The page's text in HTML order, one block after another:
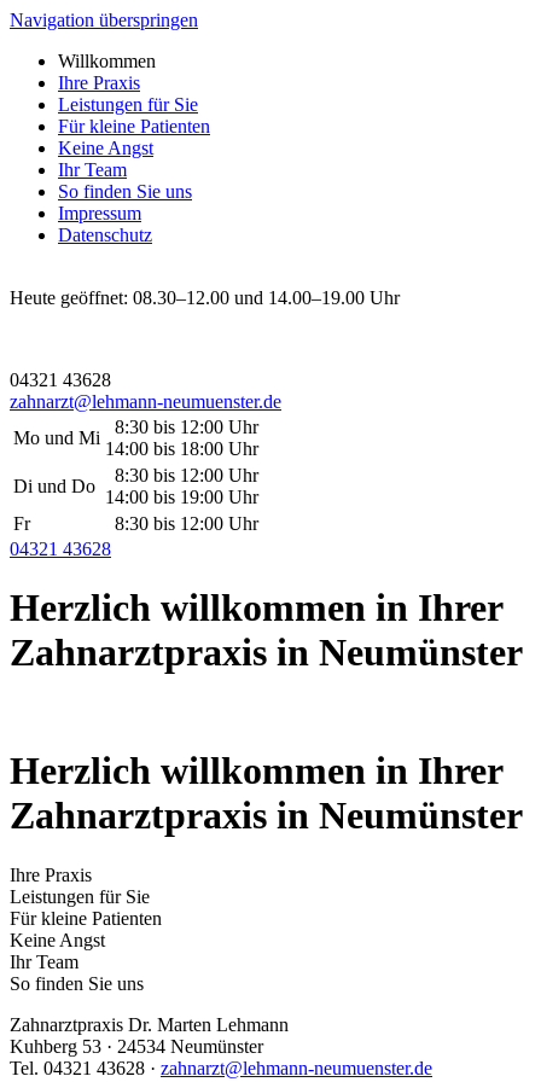
Navigation überspringen
Willkommen
Ihre Praxis
Leistungen für Sie
Für kleine Patienten
Keine Angst
Ihr Team
So finden Sie uns
Impressum
Datenschutz
Heute geöffnet: 08.30–12.00 und 14.00–19.00 Uhr
04321 43628
zahnarzt@lehmann-neumuenster.de
Mo und Mi
8:30 bis 12:00 Uhr
14:00 bis 18:00 Uhr
Di und Do
8:30 bis 12:00 Uhr
14:00 bis 19:00 Uhr
Fr
8:30 bis 12:00 Uhr
04321 43628
Herzlich willkommen in Ihrer
Zahnarztpraxis in Neumünster
Herzlich willkommen in Ihrer
Zahnarztpraxis in Neumünster
Ihre Praxis
Leistungen für Sie
Für kleine Patienten
Keine Angst
Ihr Team
So finden Sie uns
Zahnarztpraxis Dr. Marten Lehmann
Kuhberg 53 · 24534 Neumünster
Tel. 04321 43628 · zahnarzt@lehmann-neumuenster.de